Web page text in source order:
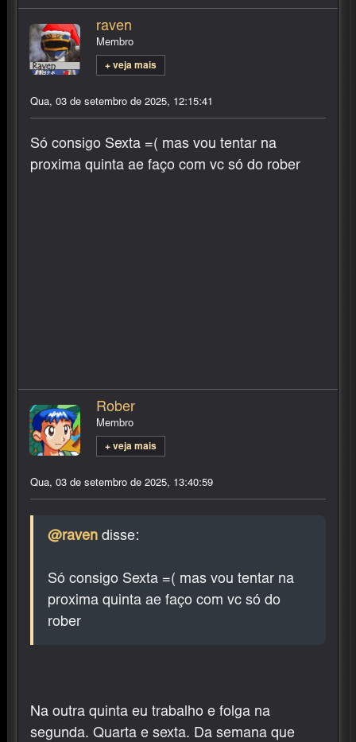
raven
Membro
+ veja mais
Qua, 03 de setembro de 2025, 12:15:41
Só consigo Sexta =( mas vou tentar na
proxima quinta ae faço com vc só do rober
Rober
Membro
+ veja mais
Qua, 03 de setembro de 2025, 13:40:59
@raven disse:
Só consigo Sexta =( mas vou tentar na
proxima quinta ae faço com vc só do
rober
Na outra quinta eu trabalho e folga na
segunda. Quarta e sexta. Da semana que